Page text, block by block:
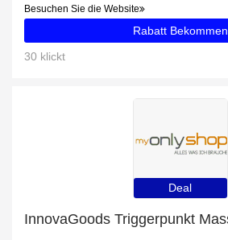
Besuchen Sie die Website
Rabatt Bekommen
30 klickt
Deal